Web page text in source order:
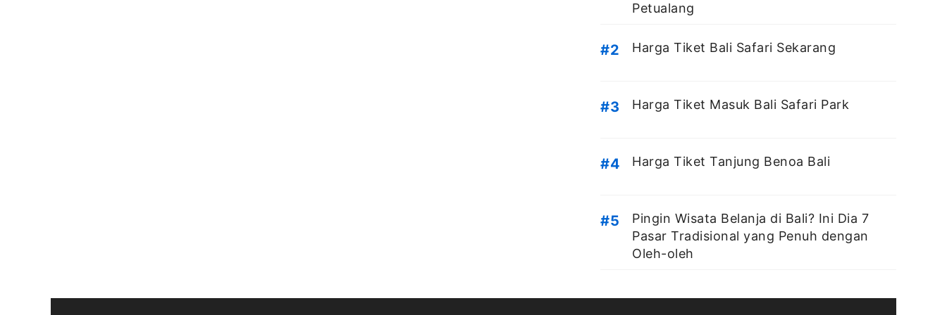
Petualang
Harga Tiket Bali Safari Sekarang
Harga Tiket Masuk Bali Safari Park
Harga Tiket Tanjung Benoa Bali
Pingin Wisata Belanja di Bali? Ini Dia 7
Pasar Tradisional yang Penuh dengan
Oleh-oleh